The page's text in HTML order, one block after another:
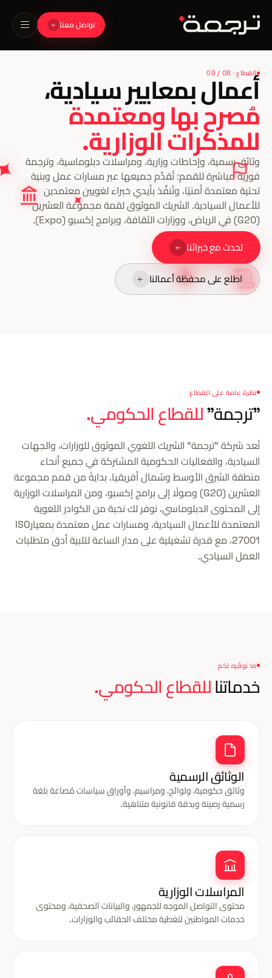
تواصل معنا
القطاع · 08 / 09
وثائق رسمية، وإحاطات وزارية، ومراسلات دبلوماسية، وترجمة
فورية مباشرة للقمم؛ تُقدَّم جميعها عبر مسارات عمل وبنية
تحتية معتمدة أمنيًا، وتُنفَّذ بأيدي خبراء لغويين معتمدين
للأعمال السيادية. الشريك الموثوق لقمة مجموعة العشرين
(G20) في الرياض، ووزارات الثقافة، وبرامج إكسبو (Expo).
تحدث مع خبرائنا
اطلع على محفظة أعمالنا
نظرة عامة على القطاع
"ترجمة"للقطاع الحكومي.
تُعد شركة "ترجمة" الشريك اللغوي الموثوق للوزارات، والجهات
السيادية، والفعاليات الحكومية المشتركة في جميع أنحاء
منطقة الشرق الأوسط وشمال أفريقيا. بدايةً من قمم مجموعة
العشرين (G20) وصولًا إلى برامج إكسبو، ومن المراسلات الوزارية
إلى المحتوى الدبلوماسي، نوفر لك نخبة من الكوادر اللغوية
المعتمدة للأعمال السيادية، ومسارات عمل معتمدة بمعيارISO
27001، مع قدرة تشغيلية على مدار الساعة لتلبية أدق متطلبات
العمل السيادي.
ما نوفّره لكم
خدماتناللقطاع الحكومي.
الوثائق الرسمية
وثائق حكومية، ولوائح، ومراسيم، وأوراق سياسات مُصاغة بلغة
رسمية رصينة وبدقة قانونية متناهية.
المراسلات الوزارية
محتوى التواصل الموجه للجمهور، والبيانات الصحفية، ومحتوى
خدمات المواطنين لتغطية مختلف الحقائب والوزارات.